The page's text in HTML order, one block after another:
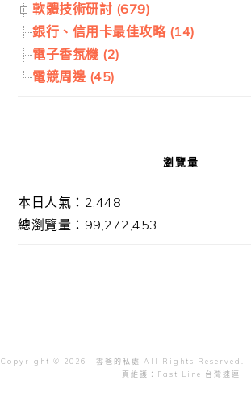
軟體技術研討 (679)
銀行、信用卡最佳攻略 (14)
電子香氛機 (2)
電競周邊 (45)
瀏覽量
本日人氣：2,448
總瀏覽量：99,272,453
Copyright © 2026 · 雲爸的私處 All Rights Reserved. |
頁維護：
Fast Line 台灣速連